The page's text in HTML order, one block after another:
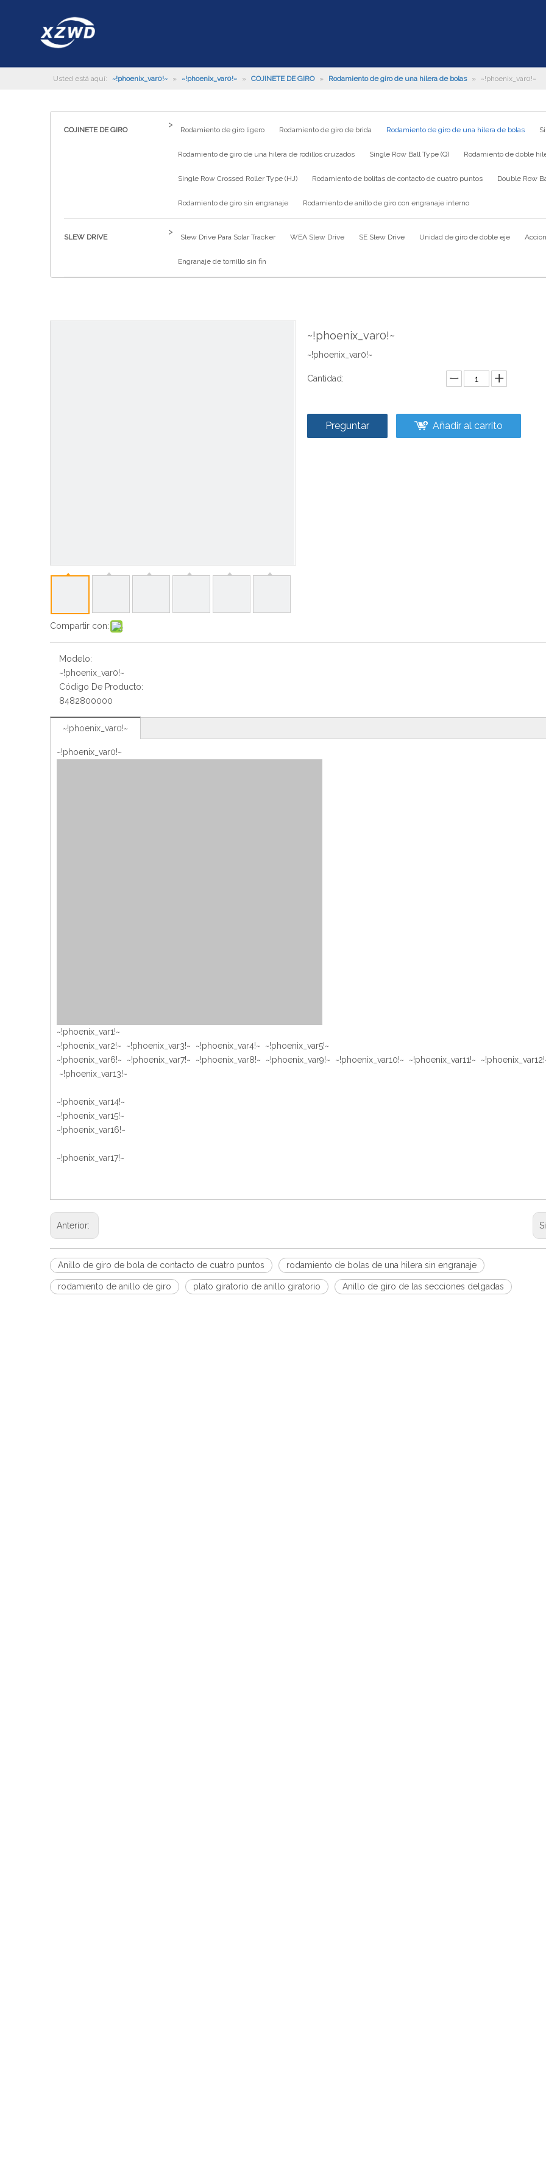
Usted está aquí: ~!phoenix_var0!~ » ~!phoenix_var0!~ » COJINETE DE GIRO » Rodamiento de giro de una hilera de bolas » ~!phoenix_var0!~
COJINETE DE GIRO
>
Rodamiento de giro ligero Rodamiento de giro de brida Rodamiento de giro de una hilera de bolas
Rodamiento de giro de una hilera de rodillos cruzados Single Row Ball Type (Q) Rodamiento de doble
Single Row Crossed Roller Type (HJ) Rodamiento de bolitas de contacto de cuatro puntos Double Row
Rodamiento de giro sin engranaje Rodamiento de anillo de giro con engranaje interno
SLEW DRIVE
>
Slew Drive Para Solar Tracker WEA Slew Drive SE Slew Drive Unidad de giro de doble eje
Engranaje de tornillo sin fin
Compartir con:
~!phoenix_var0!~
~!phoenix_var0!~
Cantidad:
Preguntar Añadir al carrito
Modelo:
~!phoenix_var0!~
Código De Producto:
8482800000
~!phoenix_var0!~
~!phoenix_var0!~
~!phoenix_var1!~
~!phoenix_var2!~ ~!phoenix_var3!~ ~!phoenix_var4!~ ~!phoenix_var5!~
~!phoenix_var6!~ ~!phoenix_var7!~ ~!phoenix_var8!~ ~!phoenix_var9!~ ~!phoenix_var10!~ ~!phoenix_var11!~
~!phoenix_var13!~
~!phoenix_var14!~
~!phoenix_var15!~
~!phoenix_var16!~
~!phoenix_var17!~
Anterior:
Anillo de giro de bola de contacto de cuatro puntos rodamiento de bolas de una hilera sin engranaje
rodamiento de anillo de giro plato giratorio de anillo giratorio Anillo de giro de las secciones delgadas